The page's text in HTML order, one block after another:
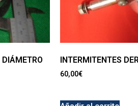
INTERMITENTES
60,00€